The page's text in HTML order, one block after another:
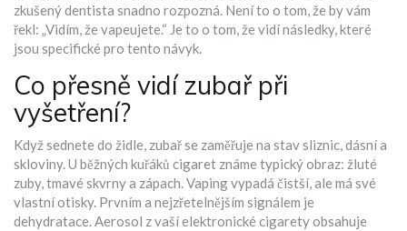
zkušený dentista snadno rozpozná. Není to o tom, že by vám
řekl: „Vidím, že vapeujete.“ Je to o tom, že vidí následky, které
jsou specifické pro tento návyk.
Co přesně vidí zubař při
vyšetření?
Když sednete do židle, zubař se zaměřuje na stav sliznic, dásní a
skloviny. U běžných kuřáků cigaret známe typický obraz: žluté
zuby, tmavé skvrny a zápach. Vaping vypadá čistší, ale má své
vlastní otisky. Prvním a nejzřetelnějším signálem je
dehydratace. Aerosol z vaší elektronické cigarety obsahuje